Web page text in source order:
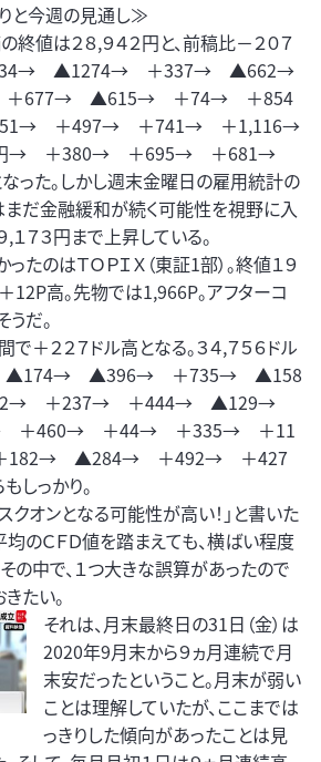
と今週の見通し≫
値は２８,９４２円と、前稿比－２０７
▲1274→ ＋337→ ▲662→
677→ ▲615→ ＋74→ ＋854
＋497→ ＋741→ ＋1,116→
→ ＋380→ ＋695→ ＋681→
った。しかし週末金曜日の雇用統計の
まだ金融緩和が続く可能性を視野に入
７３円まで上昇している。
たのはＴＯＰＩＸ（東証1部）。終値１９
12P高。先物では1,966P。アフターコ
だ。
＋２２７ドル高となる。３４,７５６ドル
▲174→ ▲396→ ＋735→ ▲158
＋237→ ＋444→ ▲129→
＋460→ ＋44→ ＋335→ ＋11
▲284→ ＋492→ ＋427
しっかり。
クオンとなる可能性が高い！」と書いた
のＣＦＤ値を踏まえても、横ばい程度
の中で、１つ大きな誤算があったので
たい。
それは、月末最終日の31日（金）は
2020年9月末から９ヵ月連続で月
末安だったということ。月末が弱い
ことは理解していたが、ここまでは
っきりした傾向があったことは見